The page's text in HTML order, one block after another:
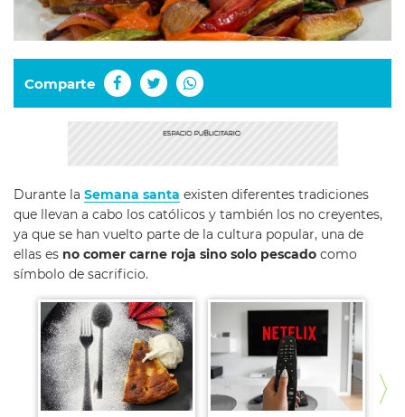
Comparte
Durante la Semana santa existen diferentes tradiciones
que llevan a cabo los católicos y también los no creyentes,
ya que se han vuelto parte de la cultura popular, una de
ellas es no comer carne roja sino solo pescado como
símbolo de sacrificio.